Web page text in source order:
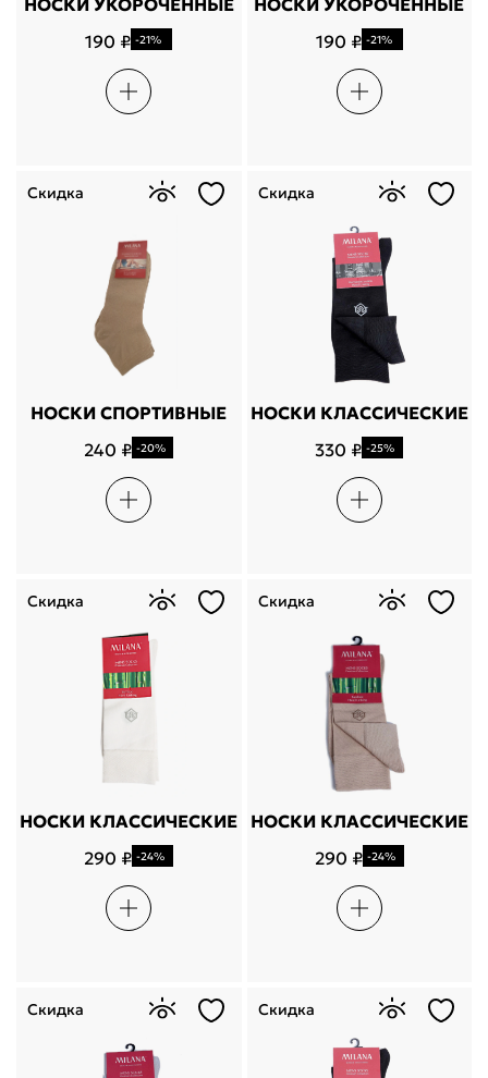
НОСКИ УКОРОЧЕННЫЕ
190 ₽ -21%
НОСКИ УКОРОЧЕННЫЕ
190 ₽ -21%
НОСКИ СПОРТИВНЫЕ
240 ₽ -20%
Скидка
НОСКИ КЛАССИЧЕСКИЕ
330 ₽ -25%
Скидка
НОСКИ КЛАССИЧЕСКИЕ
290 ₽ -24%
Скидка
НОСКИ КЛАССИЧЕСКИЕ
290 ₽ -24%
Скидка
Скидка Скидка